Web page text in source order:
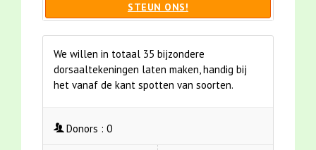
STEUN ONS!
We willen in totaal 35 bijzondere
dorsaaltekeningen laten maken, handig bij
het vanaf de kant spotten van soorten.
Donors : 0